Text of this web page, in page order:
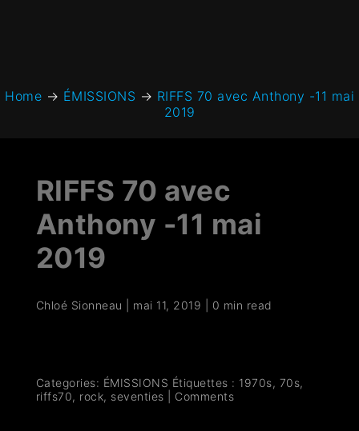
Home → ÉMISSIONS → RIFFS 70 avec Anthony -11 mai
2019
RIFFS 70 avec
Anthony -11 mai
2019
Chloé Sionneau mai 11, 2019 0 min read
Categories: ÉMISSIONS Étiquettes : 1970s, 70s,
riffs70, rock, seventies Comments